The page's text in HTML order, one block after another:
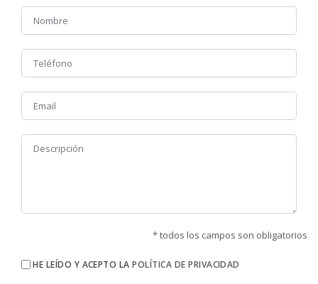
* todos los campos son obligatorios
HE LEÍDO Y ACEPTO LAPOLÍTICA DE PRIVACIDAD